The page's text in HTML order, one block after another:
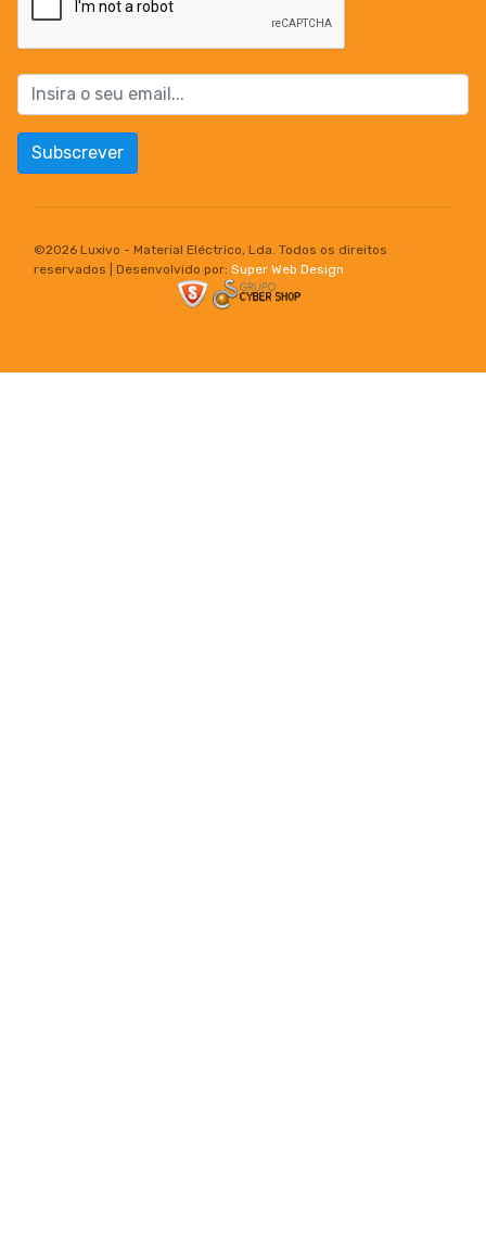
Subscrever
©2026 Luxivo - Material Eléctrico, Lda. Todos os direitos
reservados | Desenvolvido por: Super Web Design